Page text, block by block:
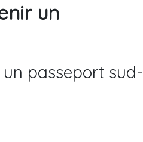
un
passeport sud-